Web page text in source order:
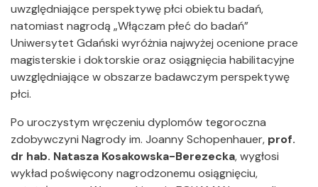
uwzględniające perspektywę płci obiektu badań,
natomiast nagrodą „Włączam płeć do badań”
Uniwersytet Gdański wyróżnia najwyżej ocenione prace
magisterskie i doktorskie oraz osiągnięcia habilitacyjne
uwzględniające w obszarze badawczym perspektywę
płci.
Po uroczystym wręczeniu dyplomów tegoroczna
zdobywczyni Nagrody im. Joanny Schopenhauer, prof.
dr hab. Natasza Kosakowska-Berezecka, wygłosi
wykład poświęcony nagrodzonemu osiągnięciu,